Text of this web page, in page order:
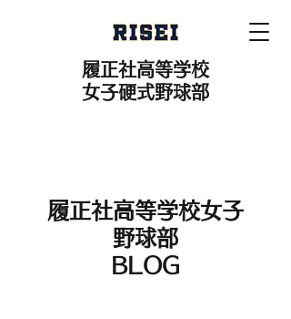
履正社高等学校
女子硬式野球部
履正社高等学校女子
野球部
​BLOG